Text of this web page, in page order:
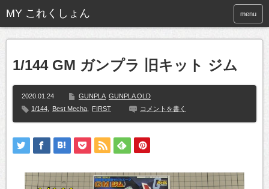
menu
1/144 GM ガンプラ 旧キット ジム
2020.01.24 GUNPLA GUNPLA OLD
1/144
Best Mecha FIRST コメントを書く